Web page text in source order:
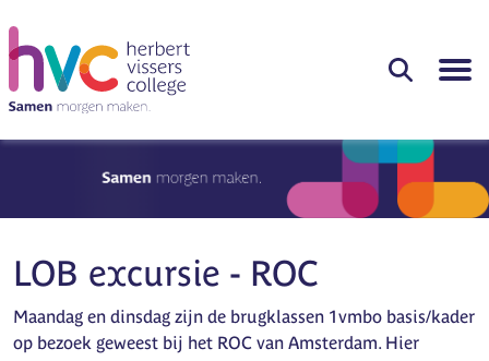
LOB excursie - ROC
Maandag en dinsdag zijn de brugklassen 1vmbo basis/kader
op bezoek geweest bij het ROC van Amsterdam. Hier